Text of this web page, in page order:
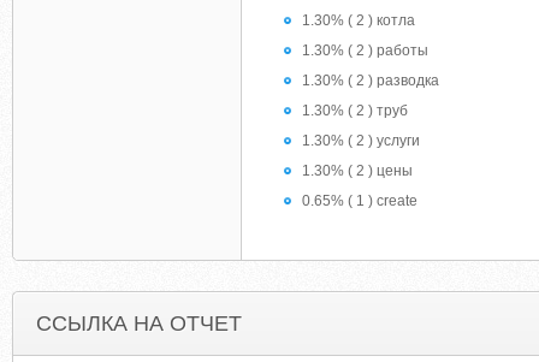
1.30% ( 2 ) котла
1.30% ( 2 ) работы
1.30% ( 2 ) разводка
1.30% ( 2 ) труб
1.30% ( 2 ) услуги
1.30% ( 2 ) цены
0.65% ( 1 ) create
ССЫЛКА НА ОТЧЕТ